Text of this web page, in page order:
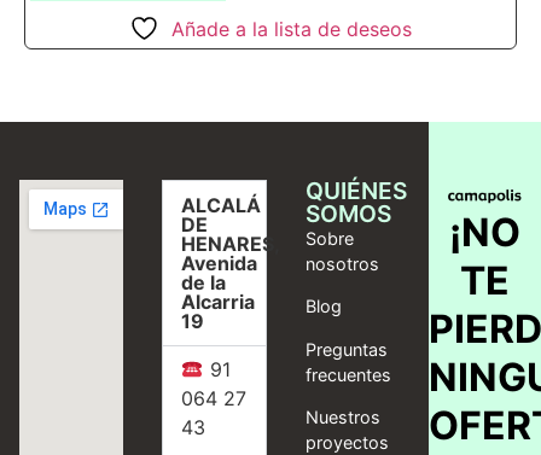
Añade a la lista de deseos
ALCALÁ
DE
HENARES,
Avenida
de la
Alcarria
19
91
064 27
43
QUIÉNES
SOMOS
Sobre
nosotros
Blog
Preguntas
frecuentes
Nuestros
proyectos
¡NO
TE